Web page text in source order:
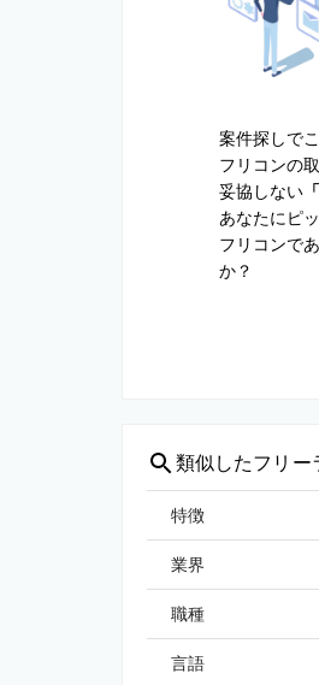
案件探しで
フリコンの
妥協しない
あなたにピ
フリコンで
か？
類似したフリー
特徴
業界
職種
言語